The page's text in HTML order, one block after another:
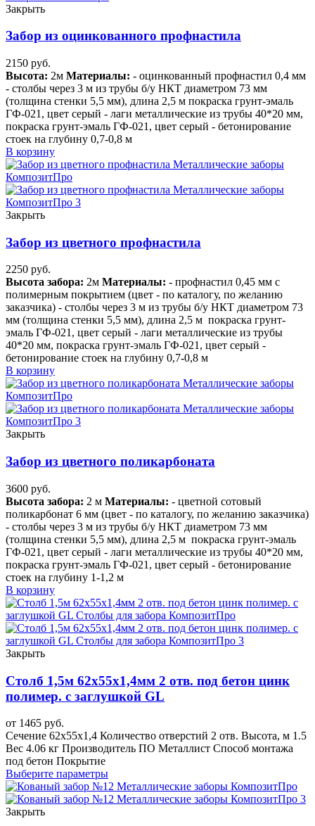
Закрыть
Забор из оцинкованного профнастила
2150 руб.
Высота: 2м Материалы: - оцинкованный профнастил 0,4 мм
- столбы через 3 м из трубы б/у НКТ диаметром 73 мм
(толщина стенки 5,5 мм), длина 2,5 м покраска грунт-эмаль
ГФ-021, цвет серый - лаги металлические из трубы 40*20 мм,
покраска грунт-эмаль ГФ-021, цвет серый - бетонирование
стоек на глубину 0,7-0,8 м
В корзину
Закрыть
Забор из цветного профнастила
2250 руб.
Высота забора: 2м Материалы: - профнастил 0,45 мм с
полимерным покрытием (цвет - по каталогу, по желанию
заказчика) - столбы через 3 м из трубы б/у НКТ диаметром 73
мм (толщина стенки 5,5 мм), длина 2,5 м покраска грунт-
эмаль ГФ-021, цвет серый - лаги металлические из трубы
40*20 мм, покраска грунт-эмаль ГФ-021, цвет серый -
бетонирование стоек на глубину 0,7-0,8 м
В корзину
Закрыть
Забор из цветного поликарбоната
3600 руб.
Высота забора: 2 м Материалы: - цветной сотовый
поликарбонат 6 мм (цвет - по каталогу, по желанию заказчика)
- столбы через 3 м из трубы б/у НКТ диаметром 73 мм
(толщина стенки 5,5 мм), длина 2,5 м покраска грунт-эмаль
ГФ-021, цвет серый - лаги металлические из трубы 40*20 мм,
покраска грунт-эмаль ГФ-021, цвет серый - бетонирование
стоек на глубину 1-1,2 м
В корзину
Закрыть
Столб 1,5м 62х55х1,4мм 2 отв. под бетон цинк
полимер. с заглушкой GL
от 1465 руб.
Сечение 62х55х1,4 Количество отверстий 2 отв. Высота, м 1.5
Вес 4.06 кг Производитель ПО Металлист Способ монтажа
под бетон Покрытие
Выберите параметры
Закрыть